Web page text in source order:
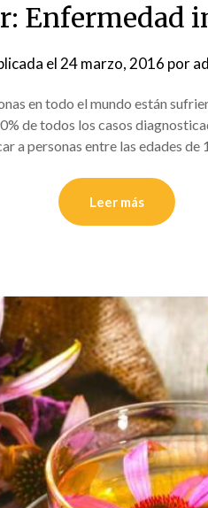
Enfermedad
el 24 marzo, 2016 por
en todo el mundo están
de todos los casos
a personas entre las edades de
Leer más